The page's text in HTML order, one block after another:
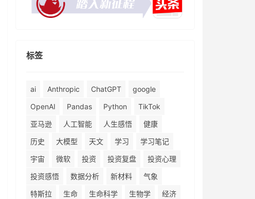
标签
ai Anthropic ChatGPT
google
OpenAI
Pandas Python
TikTok
亚马逊
人工智能 人生感悟
健康
历史
大模型 天文 学习
学习笔记
宇宙
微软 投资 投资复盘
投资心理
投资感悟
数据分析 新材料
气象
特斯拉
生命 生命科学 生物学
经济